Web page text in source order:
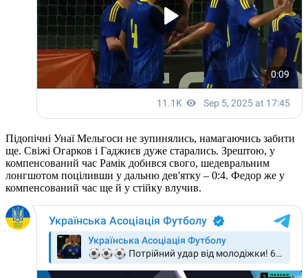
Підопічні Унаї Мельгоси не зупинялись, намагаючись забити
ще. Свіжі Огарков і Гаджиєв дуже старались. Зрештою, у
компенсований час Рамік добився свого, шедевральним
лонгшотом поціливши у дальню дев'ятку – 0:4. Федор же у
компенсований час ще й у стійку влучив.